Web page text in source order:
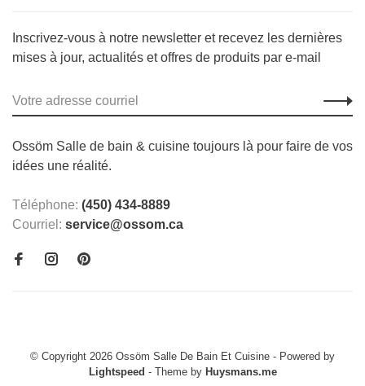
Inscrivez-vous à notre newsletter et recevez les dernières
mises à jour, actualités et offres de produits par e-mail
Ossöm Salle de bain & cuisine toujours là pour faire de vos
idées une réalité.
Téléphone: (450) 434-8889
Courriel: service@ossom.ca
© Copyright 2026 Ossöm Salle De Bain Et Cuisine - Powered by
Lightspeed - Theme by Huysmans.me